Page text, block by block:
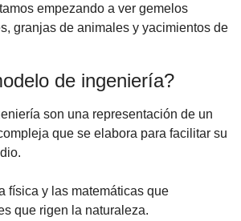
empezando a ver gemelos
granjas de animales y yacimientos de
de ingeniería?
son una representación de un
que se elabora para facilitar su
física y las matemáticas que
que rigen la naturaleza.